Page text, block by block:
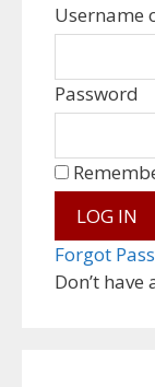
Username
Password
Don’t have
Forgot